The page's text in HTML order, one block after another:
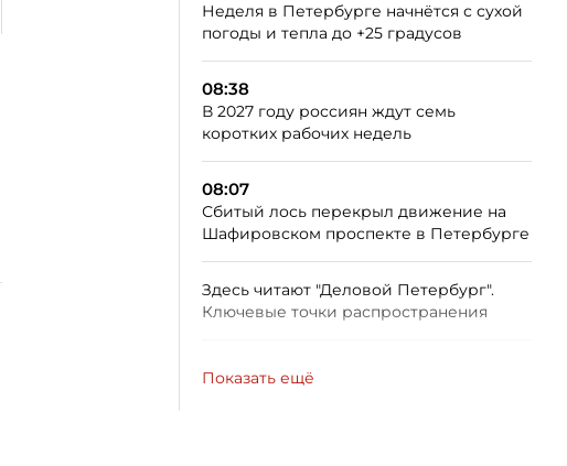
Неделя в Петербурге начнётся с сухой
погоды и тепла до +25 градусов
08:38
В 2027 году россиян ждут семь
коротких рабочих недель
08:07
Сбитый лось перекрыл движение на
Шафировском проспекте в Петербурге
Здесь читают "Деловой Петербург".
Ключевые точки распространения
Показать ещё